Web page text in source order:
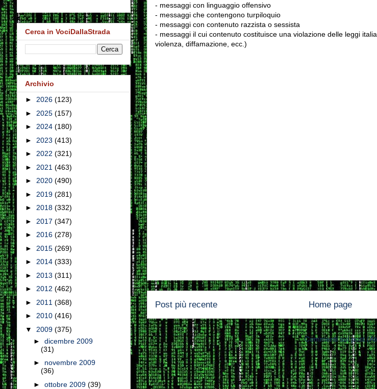
- messaggi con linguaggio offensivo
- messaggi che contengono turpiloquio
- messaggi con contenuto razzista o sessista
- messaggi il cui contenuto costituisce una violazione delle leggi
violenza, diffamazione, ecc.)
Post più recente Home page
Iscriviti a:Commenti sul post
Cerca in VociDallaStrada
Archivio
► 2026 (123)
► 2025 (157)
► 2024 (180)
► 2023 (413)
► 2022 (321)
► 2021 (463)
► 2020 (490)
► 2019 (281)
► 2018 (332)
► 2017 (347)
► 2016 (278)
► 2015 (269)
► 2014 (333)
► 2013 (311)
► 2012 (462)
► 2011 (368)
► 2010 (416)
▼ 2009 (375)
►dicembre 2009
(31)
► novembre 2009
(36)
►ottobre 2009(39)